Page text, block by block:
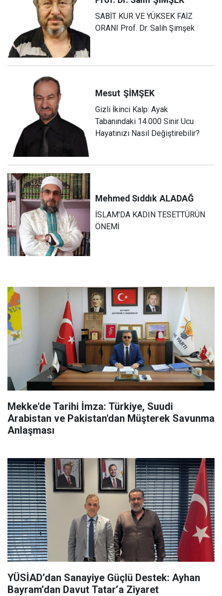
SABİT KUR VE YÜKSEK FAİZ
ORANI Prof. Dr. Salih Şimşek
Mesut ŞİMŞEK
Gizli İkinci Kalp: Ayak
Tabanındaki 14.000 Sinir Ucu
Hayatınızı Nasıl Değiştirebilir?
Mehmed Sıddık ALADAĞ
İSLAM'DA KADIN TESETTÜRÜN
ÖNEMİ
Mekke'de Tarihi İmza: Türkiye, Suudi
Arabistan ve Pakistan'dan Müşterek Savunma
Anlaşması
YÜSİAD’dan Sanayiye Güçlü Destek: Ayhan
Bayram’dan Davut Tatar’a Ziyaret